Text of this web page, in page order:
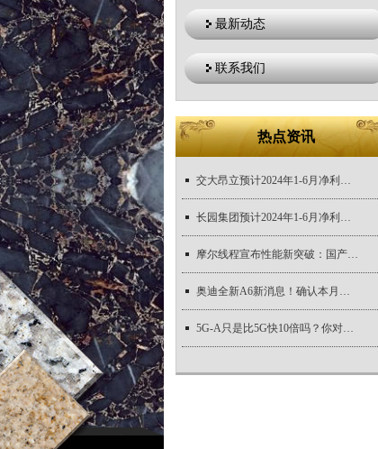
最新动态
联系我们
热点资讯
交大昂立预计2024年1-6月净利润盈利约300万元,同比上年增长2,367万元
长园集团预计2024年1-6月净利润亏损4,100万元至6,000万元
摩尔线程宣布性能新突破：国产千卡智算集群助力国产大模型训推
奥迪全新A6新消息！确认本月底首发/停售燃油版车型
5G-A只是比5G快10倍吗？你对它的了解还不够｜新视界